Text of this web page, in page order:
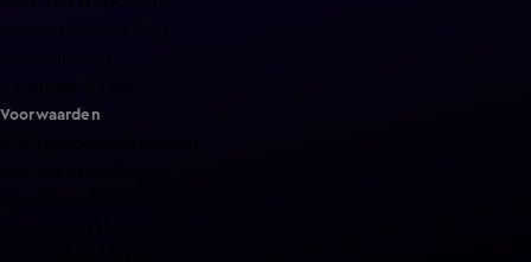
Voorwaarden